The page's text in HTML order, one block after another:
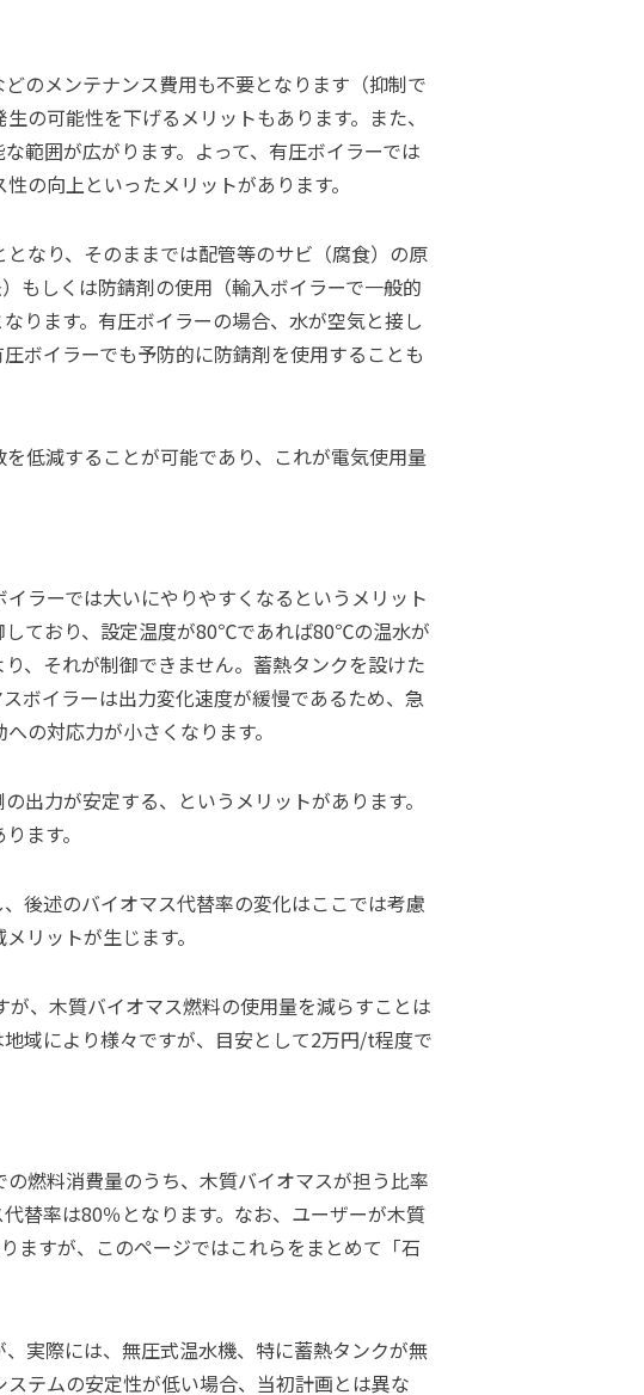
のメンテナンス費用も不要となります（抑制で
の可能性を下げるメリットもあります。また、
範囲が広がります。よって、有圧ボイラーでは
の向上といったメリットがあります。
なり、そのままでは配管等のサビ（腐食）の原
もしくは防錆剤の使用（輸入ボイラーで一般的
ります。有圧ボイラーの場合、水が空気と接し
ボイラーでも予防的に防錆剤を使用することも
低減することが可能であり、これが電気使用量
ラーでは大いにやりやすくなるというメリット
しており、設定温度が80℃であれば80℃の温水が
、それが制御できません。蓄熱タンクを設けた
ボイラーは出力変化速度が緩慢であるため、急
の対応力が小さくなります。
出力が安定する、というメリットがあります。
ます。
後述のバイオマス代替率の変化はここでは考慮
リットが生じます。
、木質バイオマス燃料の使用量を減らすことは
域により様々ですが、目安として2万円/t程度で
燃料消費量のうち、木質バイオマスが担う比率
替率は80％となります。なお、ユーザーが木質
ますが、このページではこれらをまとめて「石
実際には、無圧式温水機、特に蓄熱タンクが無
テムの安定性が低い場合、当初計画とは異な